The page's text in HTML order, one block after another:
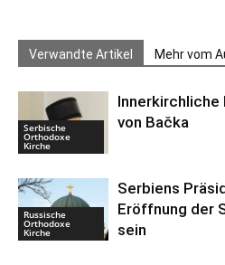
Verwandte Artikel Mehr vom
Serbische
Orthodoxe
Kirche
Innerkirchliche
von Bačka
Russische
Orthodoxe
Kirche
Serbiens
Eröffnung der
sein